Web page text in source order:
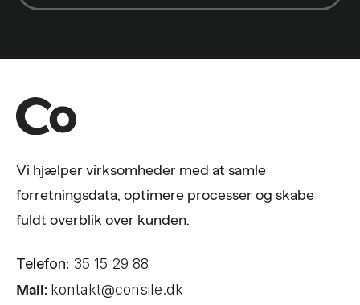
Vi hjælper virksomheder med at samle
forretningsdata, optimere processer og skabe
fuldt overblik over kunden.
Telefon: 35 15 29 88
Mail: kontakt@consile.dk